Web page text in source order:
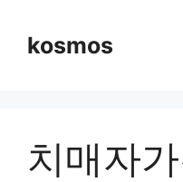
kosmos
치매자